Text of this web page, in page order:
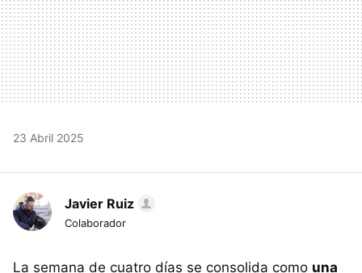
23 Abril 2025
Javier Ruiz
Colaborador
La semana de cuatro días se consolida como una